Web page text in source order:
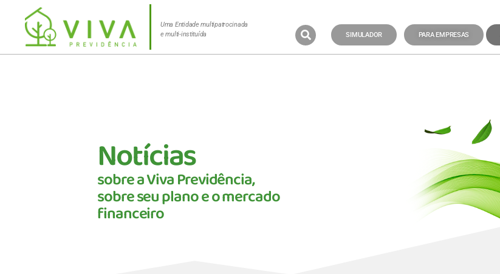
Uma Entidade multipatrocinada
e multi-instituída
SIMULADOR PARA EMPRESAS
Notícias
sobre a Viva Previdência,
sobre seu plano e o mercado
financeiro